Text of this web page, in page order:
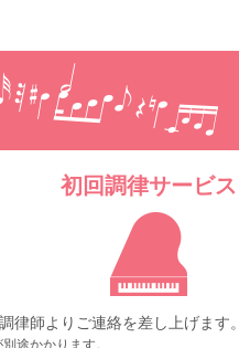
初回調律サービス
律師よりご連絡を差し上げます。
途かかります。